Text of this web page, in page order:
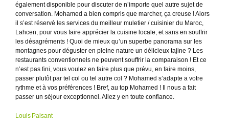
également disponible pour discuter de n’importe quel autre sujet de
conversation. Mohamed a bien compris que marcher, ça creuse ! Alors
il s’est réservé les services du meilleur muletier / cuisinier du Maroc,
Lahcen, pour vous faire apprécier la cuisine locale, et sans en souffrir
les désagréments ! Quoi de mieux qu’un superbe panorama sur les
montagnes pour déguster en pleine nature un délicieux tajine ? Les
restaurants conventionnels ne peuvent souffrir la comparaison ! Et ce
n’est pas fini, vous voulez en faire plus que prévu, en faire moins,
passer plutôt par tel col ou tel autre col ? Mohamed s’adapte a votre
rythme et à vos préférences ! Bref, au top Mohamed ! Il nous a fait
passer un séjour exceptionnel. Allez y en toute confiance.
Louis Paisant